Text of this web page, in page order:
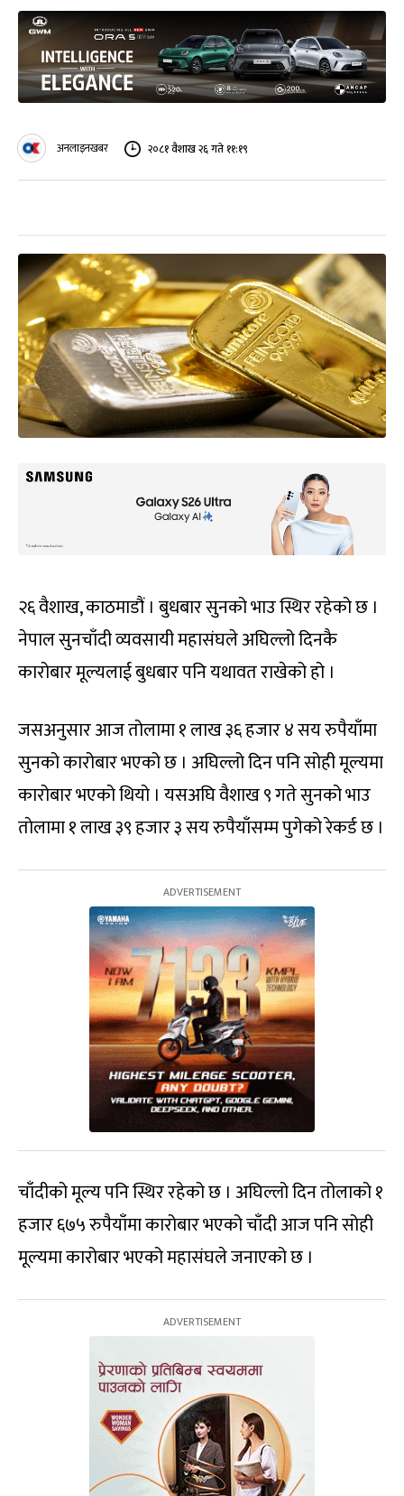
अनलाइनखबर २०८१ वैशाख २६ गते ११:१९
२६ वैशाख, काठमाडौं । बुधबार सुनको भाउ स्थिर रहेको छ ।
नेपाल सुनचाँदी व्यवसायी महासंघले अघिल्लो दिनकै
कारोबार मूल्यलाई बुधबार पनि यथावत राखेको हो ।
जसअनुसार आज तोलामा १ लाख ३६ हजार ४ सय रुपैयाँमा
सुनको कारोबार भएको छ । अघिल्लो दिन पनि सोही मूल्यमा
कारोबार भएको थियो । यसअघि वैशाख ९ गते सुनको भाउ
ताेलामा १ लाख ३९ हजार ३ सय रुपैयाँसम्म पुगेको रेकर्ड छ ।
चाँदीको मूल्य पनि स्थिर रहेको छ । अघिल्लो दिन तोलाको १
हजार ६७५ रुपैयाँमा कारोबार भएको चाँदी आज पनि सोही
मूल्यमा कारोबार भएको महासंघले जनाएको छ ।